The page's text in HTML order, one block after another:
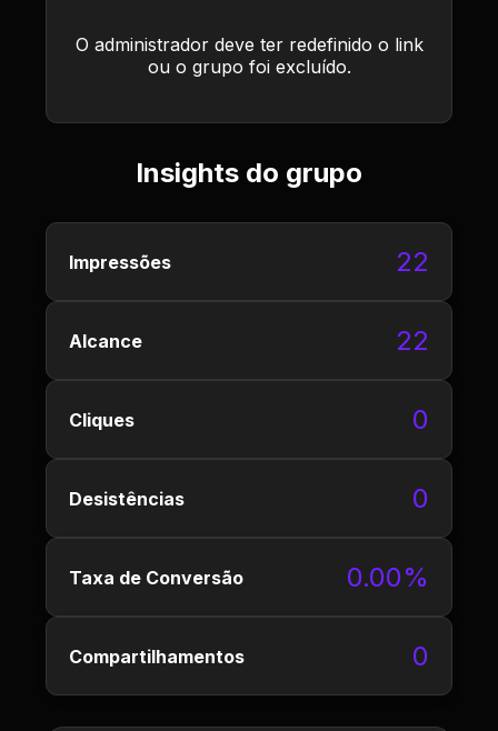
O administrador deve ter redefinido o link
ou o grupo foi excluído.
Insights do grupo
Impressões 22
Alcance 22
Cliques 0
Desistências 0
Taxa de Conversão 0.00%
Compartilhamentos 0